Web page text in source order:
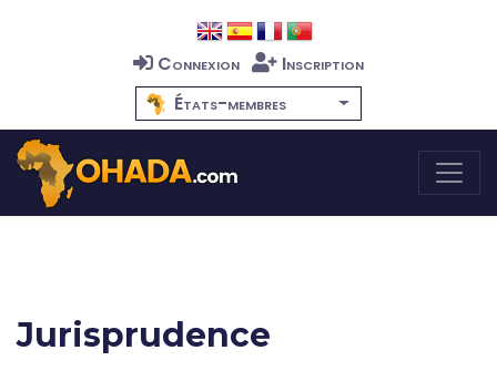
Connexion
Inscription
États-membres
Jurisprudence